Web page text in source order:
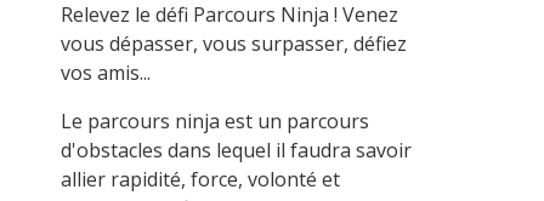
Relevez le défi Parcours Ninja ! Venez
vous dépasser, vous surpasser, défiez
vos amis...
Le parcours ninja est un parcours
d'obstacles dans lequel il faudra savoir
allier rapidité, force, volonté et